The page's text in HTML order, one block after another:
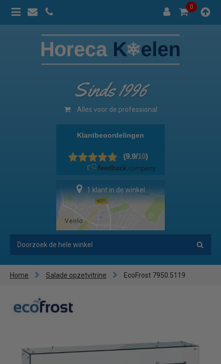
0
Sinds 1996
Alles voor de professional
1 klant in de winkel
Home Salade opzetvitrine EcoFrost 7950.5119